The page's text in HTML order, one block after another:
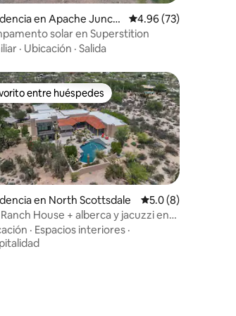
en Apache Juncti
Calificación
4.96 (73)
solar en Superstition
· Ubicación · Salida
4.98 de 5; 88 evaluaciones
entre huéspedes
entre huéspedes
en North Scottsdale Calificación
5.0 (8)
House + alberca y jacuzzi en
· Espacios interiores ·